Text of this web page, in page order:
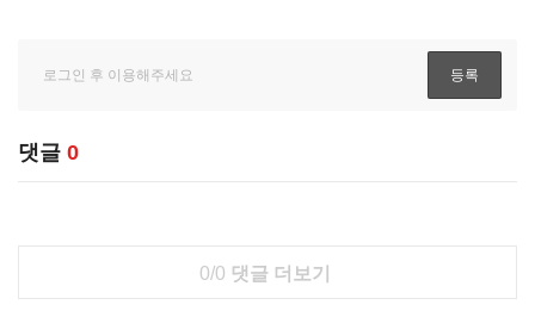
댓글 0
0/0 댓글 더보기